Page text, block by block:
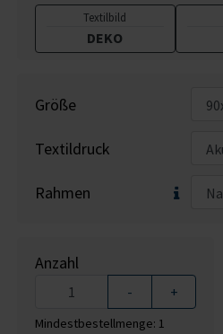
Textilbild
DEKO
Größe
Textildruck
Rahmen
Anzahl
- +
Mindestbestellmenge: 1